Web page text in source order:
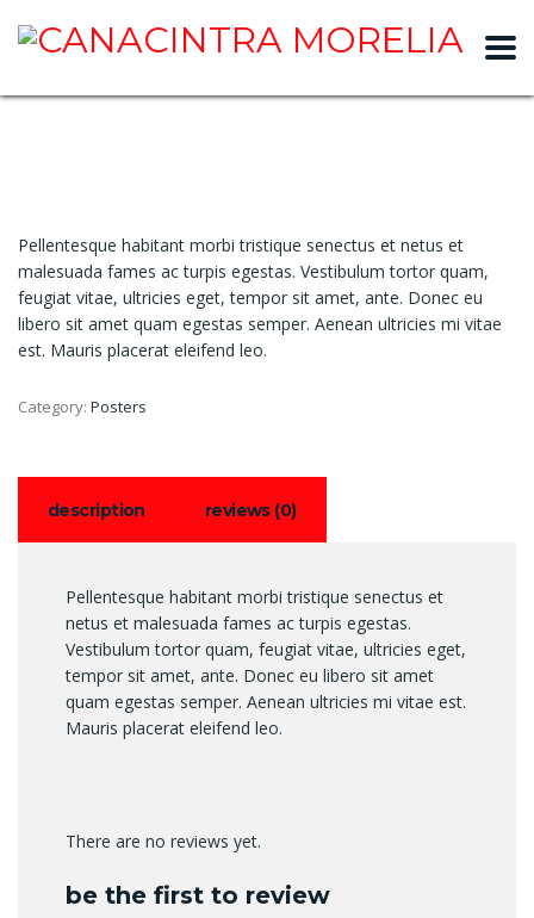
Pellentesque habitant morbi tristique senectus et netus et
malesuada fames ac turpis egestas. Vestibulum tortor quam,
feugiat vitae, ultricies eget, tempor sit amet, ante. Donec eu
libero sit amet quam egestas semper. Aenean ultricies mi vitae
est. Mauris placerat eleifend leo.
Category: Posters
description reviews (0)
Pellentesque habitant morbi tristique senectus et
netus et malesuada fames ac turpis egestas.
Vestibulum tortor quam, feugiat vitae, ultricies eget,
tempor sit amet, ante. Donec eu libero sit amet
quam egestas semper. Aenean ultricies mi vitae est.
Mauris placerat eleifend leo.
There are no reviews yet.
be the first to review